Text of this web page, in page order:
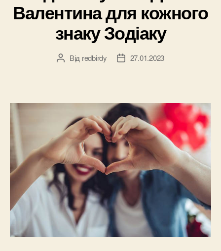
Валентина для кожного
знаку Зодіаку
Автор
Від redbirdy
Дата27.01.2023